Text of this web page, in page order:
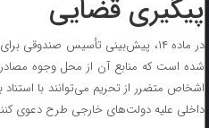
پیگیری قضایی
در ماده ۱۴، پیش‌بینی تأسیس
شده است که منابع آن از محل وجوه
اشخاص متضرر از تحریم می‌توانند با
داخلی علیه دولت‌های خارجی طرح دعوی کنند